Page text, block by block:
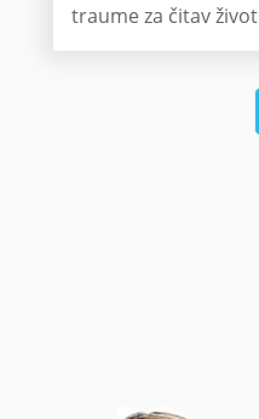
traume za čitav život